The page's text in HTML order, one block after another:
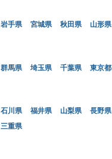
岩手県 宮城県 秋田県 山形県
群馬県 埼玉県 千葉県 東京都
石川県 福井県 山梨県 長野県
三重県